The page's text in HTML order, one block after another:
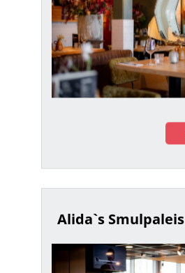
Alida`s Smulpaleis